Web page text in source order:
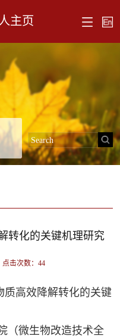
主页
转化的关键机理研究
点击次数： 44
质高效降解转化的关键
（微生物改造技术全